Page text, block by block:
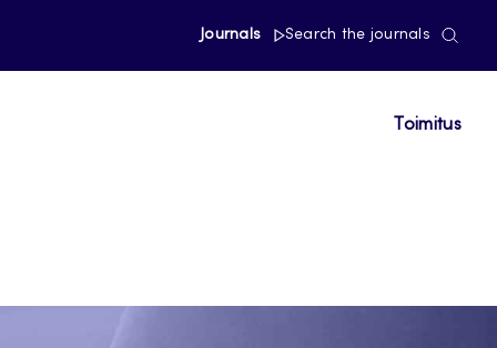
Journals Search the journals
Toimitus